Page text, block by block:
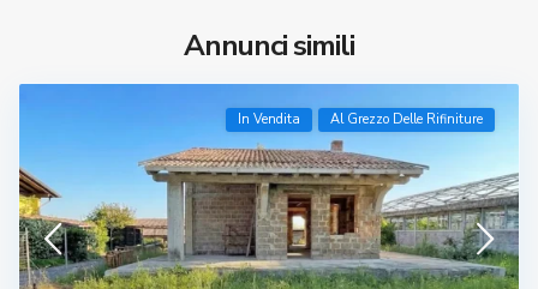
Annunci simili
In Vendita Al Grezzo Delle Rifiniture